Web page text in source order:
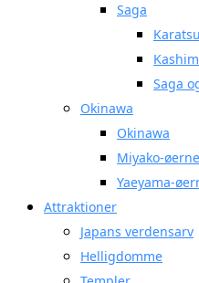
Saga
Saga
Okinawa
Okinawa
Miyako-øerne
Yaeyama-
Attraktioner
Japans verdensarv
Helligdomme